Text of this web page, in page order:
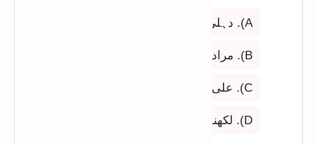
A). دہلی
B). مراد آباد
C). علی گڑھ
D). لکھنؤ